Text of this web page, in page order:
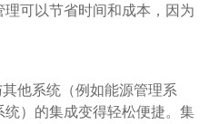
可以节省时间和成本，因为
他系统（例如能源管理系
）的集成变得轻松便捷。集